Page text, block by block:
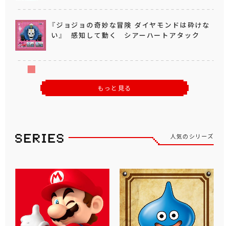
『ジョジョの奇妙な冒険 ダイヤモンドは砕けな
い』 感知して動く シアーハートアタック
もっと見る
人気のシリーズ